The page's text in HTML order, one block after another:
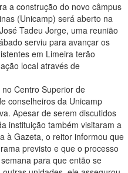
a construção do novo câmpus
(Unicamp) será aberto na
Tadeu Jorge, uma reunião
serviu para avançar os
em Limeira terão
local através de
Centro Superior de
conselheiros da Unicamp
Apesar de serem discutidos
instituição também visitaram a
à Gazeta, o reitor informou que
previsto e que o processo
para que então se